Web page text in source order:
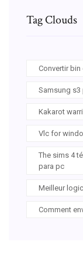
Tag Clouds
Convertir
Samsung s3
Kakarot
Vlc for
The sims 4
para pc
Meilleur
Comment